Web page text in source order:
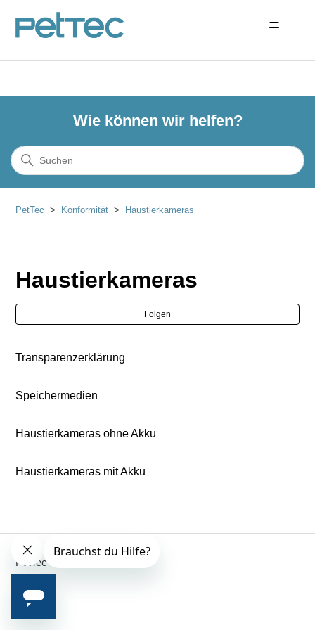
Wie können wir helfen?
PetTec Konformität Haustierkameras
Haustierkameras
Folgen
Transparenzerklärung
Speichermedien
Haustierkameras ohne Akku
Haustierkameras mit Akku
PetTec